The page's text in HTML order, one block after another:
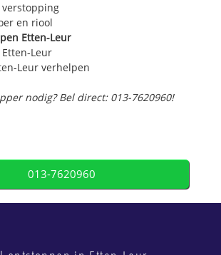
en riool
Etten-Leur
Leur
Leur verhelpen
nodig? Bel direct: 013-7620960!
013-7620960